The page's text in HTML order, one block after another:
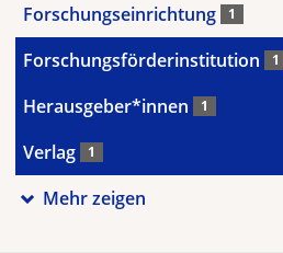
Forschungseinrichtung 1
Forschungsförderinstitution 1
Herausgeber*innen 1
Verlag 1
Mehr zeigen